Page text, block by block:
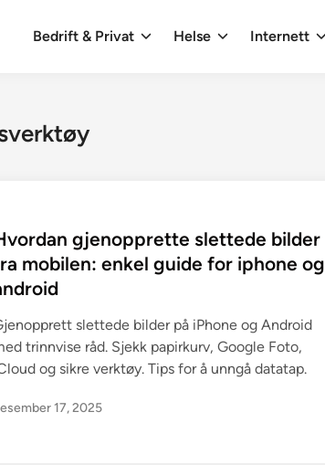
Bedrift & Privat Helse Internett
gjenopprette slettede bilder
mobilen: enkel guide for iphone og
slettede bilder på iPhone og Android
trinnvise råd. Sjekk papirkurv, Google Foto,
og sikre verktøy. Tips for å unngå datatap.
17, 2025